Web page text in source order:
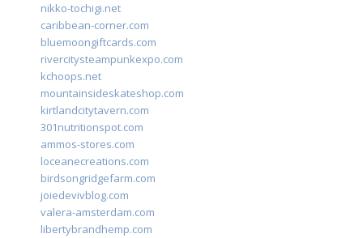
nikko-tochigi.net
caribbean-corner.com
bluemoongiftcards.com
rivercitysteampunkexpo.com
kchoops.net
mountainsideskateshop.com
kirtlandcitytavern.com
301nutritionspot.com
ammos-stores.com
loceanecreations.com
birdsongridgefarm.com
joiedevivblog.com
valera-amsterdam.com
libertybrandhemp.com